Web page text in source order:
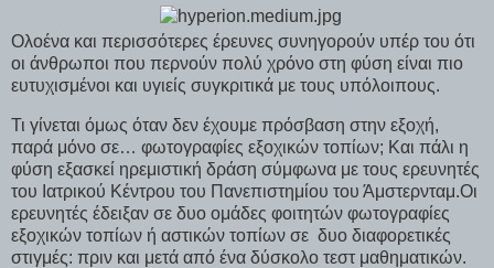
Ολοένα και περισσότερες έρευνες συνηγορούν υπέρ του ότι
οι άνθρωποι που περνούν πολύ χρόνο στη φύση είναι πιο
ευτυχισμένοι και υγιείς συγκριτικά με τους υπόλοιπους.
Τι γίνεται όμως όταν δεν έχουμε πρόσβαση στην εξοχή,
παρά μόνο σε… φωτογραφίες εξοχικών τοπίων; Και πάλι η
φύση εξασκεί ηρεμιστική δράση σύμφωνα με τους ερευνητές
του Ιατρικού Κέντρου του Πανεπιστημίου του Άμστερνταμ.Οι
ερευνητές έδειξαν σε δυο ομάδες φοιτητών φωτογραφίες
εξοχικών τοπίων ή αστικών τοπίων σε δυο διαφορετικές
στιγμές: πριν και μετά από ένα δύσκολο τεστ μαθηματικών.